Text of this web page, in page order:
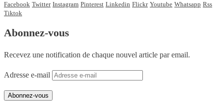
Facebook Twitter Instagram Pinterest Linkedin Flickr Youtube Whatsapp Rss
Tiktok
Abonnez-vous
Recevez une notification de chaque nouvel article par email.
Adresse e-mail
Abonnez-vous